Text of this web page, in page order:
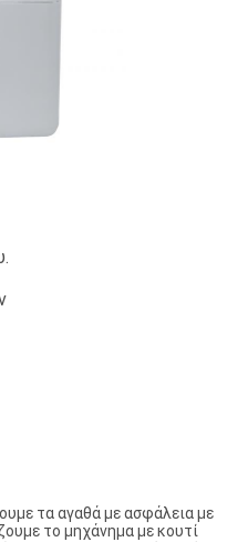
τα αγαθά με ασφάλεια με
το μηχάνημα με κουτί